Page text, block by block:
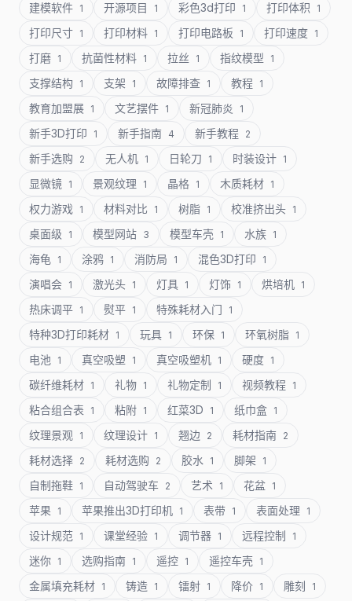
建模软件 1 开源项目 1 彩色3d打印 1 打印体积 1
打印尺寸 1 打印材料 1 打印电路板 1 打印速度 1
打磨 1 抗菌性材料 1 拉丝 1 指纹模型 1
支撑结构 1 支架 1 故障排查 1 教程 1
教育加盟展 1 文艺摆件 1 新冠肺炎 1
新手3D打印 1 新手指南 4 新手教程 2
新手选购 2 无人机 1 日轮刀 1 时装设计 1
显微镜 1 景观纹理 1 晶格 1 木质耗材 1
权力游戏 1 材料对比 1 树脂 1 校准挤出头 1
桌面级 1 模型网站 3 模型车壳 1 水族 1
海龟 1 涂鸦 1 消防局 1 混色3D打印 1
演唱会 1 激光头 1 灯具 1 灯饰 1 烘培机 1
热床调平 1 熨平 1 特殊耗材入门 1
特种3D打印耗材 1 玩具 1 环保 1 环氧树脂 1
电池 1 真空吸塑 1 真空吸塑机 1 硬度 1
碳纤维耗材 1 礼物 1 礼物定制 1 视频教程 1
粘合组合表 1 粘附 1 红菜3D 1 纸巾盒 1
纹理景观 1 纹理设计 1 翘边 2 耗材指南 2
耗材选择 2 耗材选购 2 胶水 1 脚架 1
自制拖鞋 1 自动驾驶车 2 艺术 1 花盆 1
苹果 1 苹果推出3D打印机 1 表带 1 表面处理 1
设计规范 1 课堂经验 1 调节器 1 远程控制 1
迷你 1 选购指南 1 遥控 1 遥控车壳 1
金属填充耗材 1 铸造 1 镭射 1 降价 1 雕刻 1